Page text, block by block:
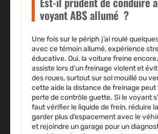
voyant ABS allumé ?
Une fois sur le périph j’ai roulé
avec ce témoin allumé, expérience
éducative. Oui, la voiture freine encore,
assiste lors d’un freinage violent et
des roues, surtout sur sol mouillé ou
cette aide la distance de freinage peut
perte de contrôle guette. Si le voyant
faut vérifier le liquide de frein, réduire
garder plus d’espacement avec le
et rejoindre un garage pour un